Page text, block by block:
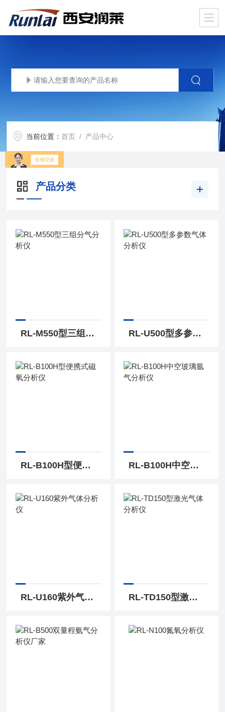
当前位置：首页 / 产品中心
产品分类
RL-M550型三组分气分析仪 RL-U500型多参数气体分析仪
RL-B100H型便携式磁氧分析仪 RL-B100H中空玻璃氩气分析仪
RL-U160紫外气体分析仪 RL-TD150型激光气体分析仪